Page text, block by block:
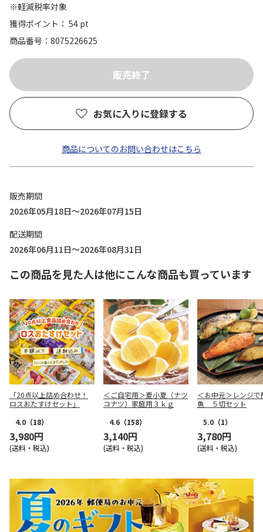
※軽減税率対象
獲得ポイント： 54 pt
商品番号
8075226625
お気に入りに登録する
商品についてのお問い合わせはこちら
販売期間
2026年05月18日～2026年07月15日
配送期間
2026年06月11日～2026年08月31日
この商品を見た人は他にこんな商品も買っています
「20点以上詰め合わせ！
ロスおたすけセット」
4.0 （18）
3,980円
(送料・税込)
＜ご自宅用＞夏小夏（ナツ
コナツ）家庭用３ｋｇ
4.6 （158）
3,140円
(送料・税込)
＜お中元＞レンジで
魚 ５切セット
5.0 （1）
3,780円
(送料・税込)